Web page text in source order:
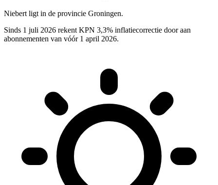
Niebert ligt in de provincie Groningen.
Sinds 1 juli 2026 rekent KPN 3,3% inflatiecorrectie door aan
abonnementen van vóór 1 april 2026.